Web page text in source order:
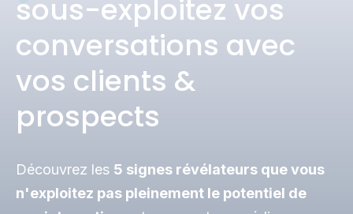
sous-exploitez vos
conversations avec
vos clients &
prospects
Découvrez les 5 signes révélateurs que vous
n'exploitez pas pleinement le potentiel de